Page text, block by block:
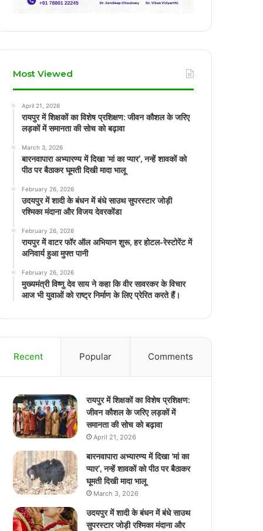
Most Viewed
April 21, 2026
रायपुर में शिक्षकों का विशेष प्रशिक्षण: जीवन कौशल के जरिए
लड़कों में समानता की सोच को बढ़ावा
March 3, 2026
बारनवापारा अभ्यारण्य में दिखा ‘मां का प्यार’, नन्हें शावकों को
पीठ पर बैठाकर घूमती दिखी मादा भालू
February 26, 2026
उदयपुर में शादी के बंधन में बंधे साउथ सुपरस्टार जोड़ी
रश्मिका मंदाना और विजय देवरकोंडा
February 26, 2026
रायपुर में वाटर फॉर ऑल अभियान शुरू, हर होटल-रेस्टोरेंट में
अनिवार्य हुआ मुफ्त पानी
February 26, 2026
मुख्यमंत्री विष्णु देव साय ने कहा कि वीर सावरकर के विचार
आज भी युवाओं को राष्ट्र निर्माण के लिए प्रेरित करते हैं।
Recent Popular Comments
रायपुर में शिक्षकों का विशेष प्रशिक्षण:
जीवन कौशल के जरिए लड़कों में
समानता की सोच को बढ़ावा
April 21, 2026
बारनवापारा अभ्यारण्य में दिखा ‘मां का
प्यार’, नन्हें शावकों को पीठ पर बैठाकर
घूमती दिखी मादा भालू
March 3, 2026
उदयपुर में शादी के बंधन में बंधे साउथ
सुपरस्टार जोड़ी रश्मिका मंदाना और